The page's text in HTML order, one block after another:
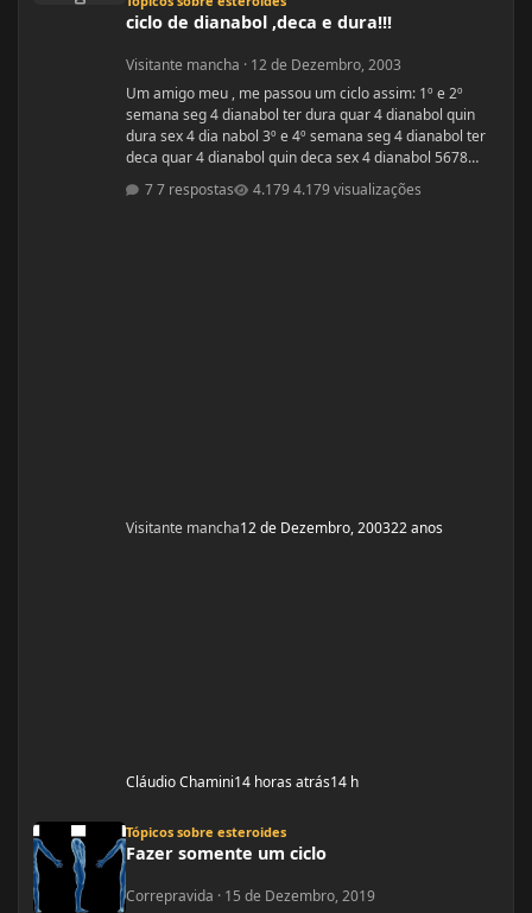
ciclo de dianabol ,deca e dura!!!
Visitante mancha · 12 de Dezembro, 2003
Um amigo meu , me passou um ciclo assim: 1º e 2º
semana seg 4 dianabol ter dura quar 4 dianabol quin
dura sex 4 dia nabol 3º e 4º semana seg 4 dianabol ter
deca quar 4 dianabol quin deca sex 4 dianabol 5678
seman vou partir para definição com outros anabolicos.
PERGUNTAS : 1 - GOSTARIA DE SABER A OPNIÃO DE
7 respostas 4.179 visualizações
Visitante mancha12 de Dezembro, 200322 anos
Cláudio Chamini14 horas atrás14 h
Tópicos sobre esteroides
Fazer somente um ciclo
Correpravida · 15 de Dezembro, 2019